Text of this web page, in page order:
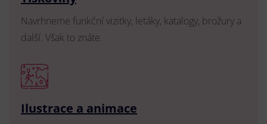
Navrhneme funkční vizitky, letáky, katalogy, brožury a
další. Však to znáte.
Ilustrace a animace